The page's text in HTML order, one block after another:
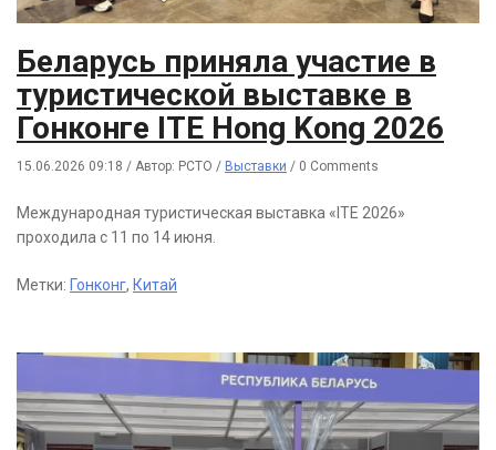
Беларусь приняла участие в
туристической выставке в
Гонконге ITE Hong Kong 2026
15.06.2026 09:18 / Автор: РСТО / Выставки / 0 Comments
Международная туристическая выставка «ITE 2026»
проходила с 11 по 14 июня.
Метки: Гонконг, Китай